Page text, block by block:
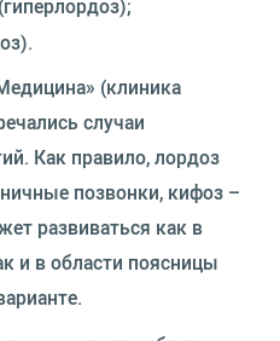
(клиника
случаи
Как правило, лордоз
позвонки, кифоз –
развиваться как в
и в области поясницы